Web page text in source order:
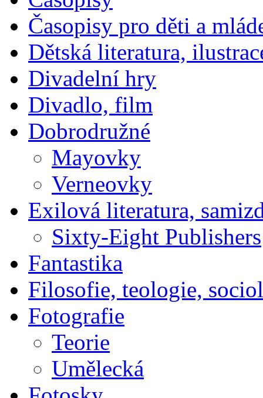
Časopisy pro děti a
Dětská literatura,
Divadelní hry
Divadlo, film
Dobrodružné
Mayovky
Verneovky
Exilová literatura,
Sixty-Eight Publishers
Fantastika
Filosofie, teologie,
Fotografie
Teorie
Umělecká